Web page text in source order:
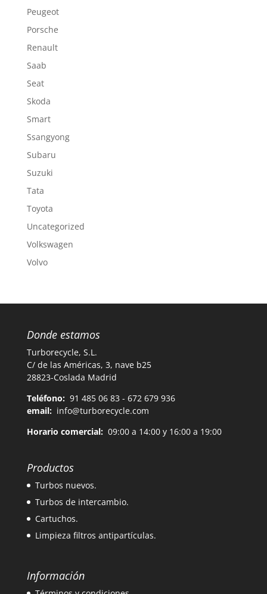
Peugeot
Porsche
Renault
Saab
Seat
Skoda
Smart
Ssangyong
Subaru
Suzuki
Tata
Toyota
Uncategorized
Volkswagen
Volvo
Donde estamos
Turborecycle, S.L.
C/ de las Américas, 3, nave b25
28823-Coslada Madrid
Teléfono: 91 485 06 83 - 672 679 936
email: info@turborecycle.com
Horario comercial:09:00 a 14:00 y 16:00 a 19:00
Productos
Turbos nuevos.
Turbos de intercambio.
Cartuchos.
Limpieza filtros antipartículas.
Información